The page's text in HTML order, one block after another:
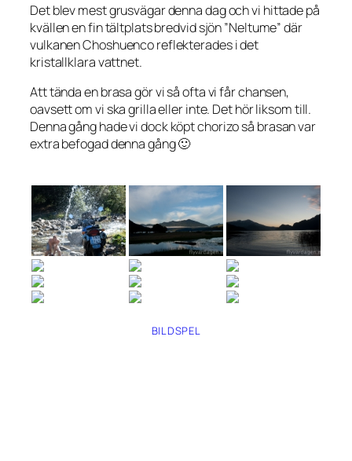
Det blev mest grusvägar denna dag och vi hittade på
kvällen en fin tältplats bredvid sjön ”Neltume” där
vulkanen Choshuenco reflekterades i det
kristallklara vattnet.
Att tända en brasa gör vi så ofta vi får chansen,
oavsett om vi ska grilla eller inte. Det hör liksom till.
Denna gång hade vi dock köpt chorizo så brasan var
extra befogad denna gång 🙂
BILDSPEL